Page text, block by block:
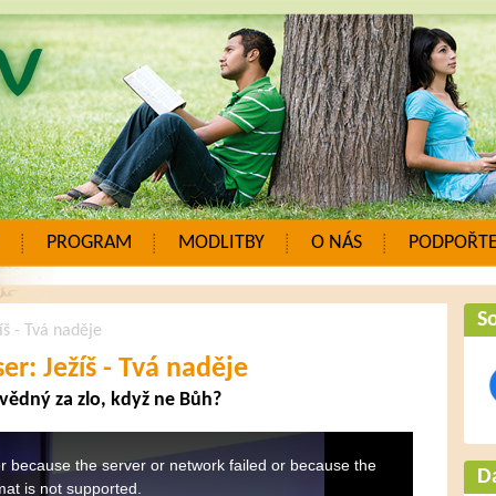
PROGRAM MODLITBY O NÁS
- Tvá naděje
Ježíš - Tvá naděje
za zlo, když ne Bůh?
because the server or network failed or because the
is not supported.